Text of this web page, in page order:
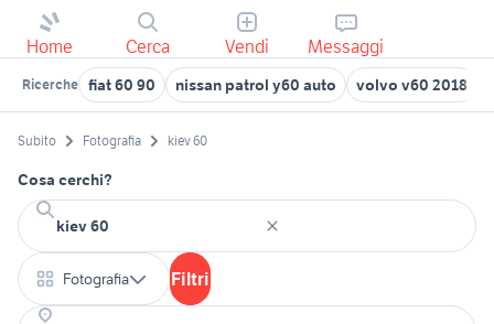
Home Cerca Vendi Messaggi
Ricerche fiat 60 90 nissan patrol y60 auto volvo v60 2018
Subito Fotografia kiev 60
Cosa cerchi?
Fotografia Filtri